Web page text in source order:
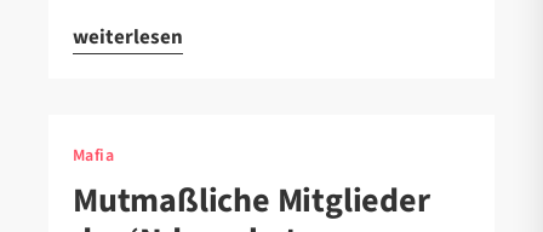
weiterlesen
Mafia
Mutmaßliche Mitglieder